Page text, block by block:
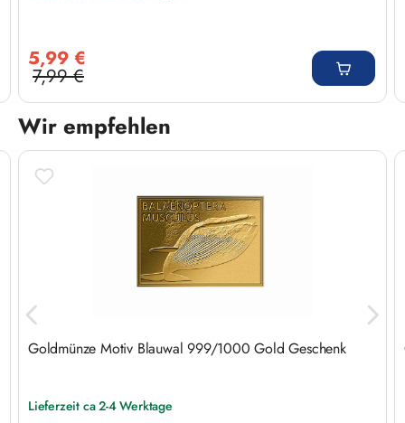
5,99 €
Regulärer Preis:
7,99 €
Wir empfehlen
Produktgalerie überspringen
Goldmünze Motiv Blauwal 999/1000 Gold Geschenk
Lieferzeit ca 2-4 Werktage